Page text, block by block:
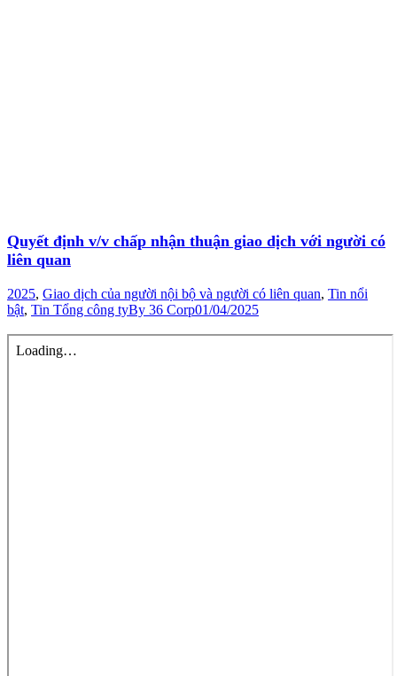
Quyết định v/v chấp nhận thuận giao dịch với người có
liên quan
2025, Giao dịch của người nội bộ và người có liên quan, Tin nổi
bật, Tin Tổng công tyBy 36 Corp01/04/2025